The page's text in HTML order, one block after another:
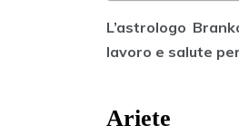
L’astrologo
lavoro e salute
Ariete